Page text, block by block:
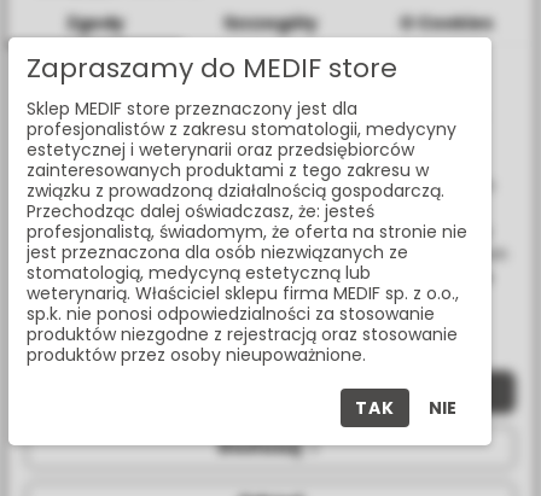
MulTipeg Osseo 58
55066
Zgody Szczegóły O Cookies
Informacje dotyczące plików cookies
W celu świadczenia usług na najwyższym poziomie strona
www.medif.store korzysta z plików cookie (ciasteczek).
Wykorzystujemy również pliki cookie stron trzecich w celu
ulepszenia naszych usług, analizy oraz wyświetlania reklam
związanych z Twoimi preferencjami na podstawie analizy
Twoich zachowań podczas nawigacji. Korzystając z witryny
bez zmiany ustawień w przeglądarce, wyrażasz zgodę na ich
wykorzystanie przez nas. Wszystkie pliki będą umieszczone
na Twoim urządzeniu końcowym. W każdym momencie
możesz zmienić lub wycofać zgodę.
Dostosuj
Zaakceptuj wszystkie
Zapraszamy do MEDIF store
Sklep MEDIF store przeznaczony jest dla
profesjonalistów z zakresu stomatologii, medycyny
estetycznej i weterynarii oraz przedsiębiorców
zainteresowanych produktami z tego zakresu w
związku z prowadzoną działalnością gospodarczą.
Przechodząc dalej oświadczasz, że: jesteś
profesjonalistą, świadomym, że oferta na stronie nie
jest przeznaczona dla osób niezwiązanych ze
stomatologią, medycyną estetyczną lub
weterynarią. Właściciel sklepu firma MEDIF sp. z o.o.,
sp.k. nie ponosi odpowiedzialności za stosowanie
produktów niezgodne z rejestracją oraz stosowanie
produktów przez osoby nieupoważnione.
TAK NIE